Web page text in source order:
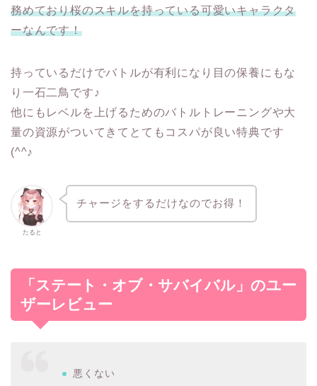
務めており桜のスキルを持っている可愛いキャラクタ
ーなんです！
持っているだけでバトルが有利になり目の保養にもな
り一石二鳥です♪
他にもレベルを上げるためのバトルトレーニングや大
量の資源がついてきてとてもコスパが良い特典です
(^^♪
たると
チャージをするだけなのでお得！
「ステート・オブ・サバイバル」のユー
ザーレビュー
悪くない